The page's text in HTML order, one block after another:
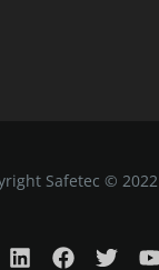
Safetec © 2022